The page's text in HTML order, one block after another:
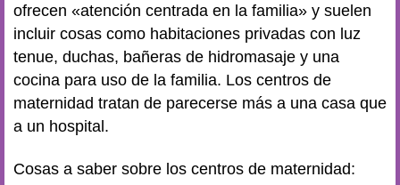
ofrecen «atención centrada en la familia» y suelen
incluir cosas como habitaciones privadas con luz
tenue, duchas, bañeras de hidromasaje y una
cocina para uso de la familia. Los centros de
maternidad tratan de parecerse más a una casa que
a un hospital.
Cosas a saber sobre los centros de maternidad: